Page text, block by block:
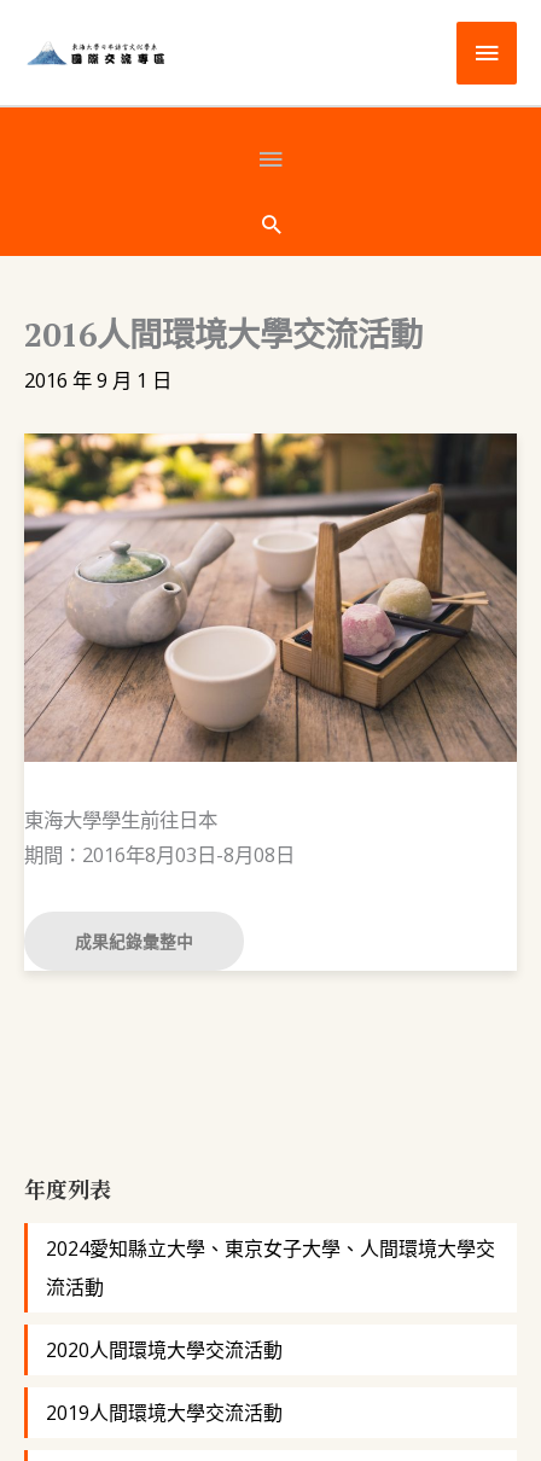
主
要
方
搜
尋
年度列表
2024愛知縣立大學、東京女子大學、人間環境大學交
流活動
2020人間環境大學交流活動
2019人間環境大學交流活動
2016人間環境大學交流活動
2016 年 9 月 1 日
東海大學學生前往日本
期間：2016年8月03日-8月08日
成果紀錄彙整中